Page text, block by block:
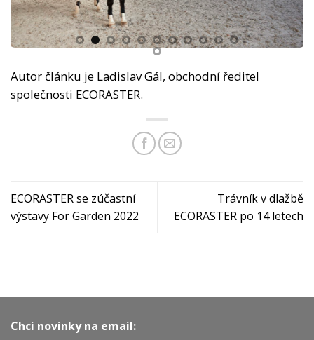
Autor článku je Ladislav Gál, obchodní ředitel
společnosti ECORASTER.
ECORASTER se zúčastní
výstavy For Garden 2022
Trávník v dlažbě
ECORASTER po 14 letech
Chci novinky na email: